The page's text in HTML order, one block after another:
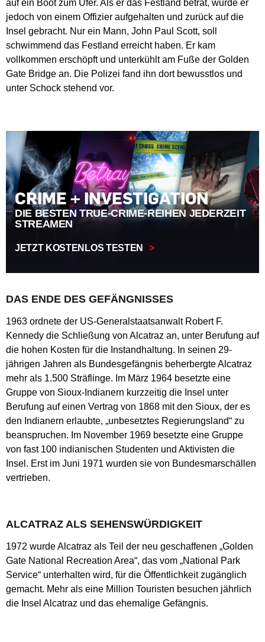
auf ein Boot zum Ufer. Als er das Festland betrat, wurde er
jedoch von einem Offizier aufgehalten und zurück auf die
Insel gebracht. Nur ein Mann, John Paul Scott, soll
schwimmend das Festland erreicht haben. Er kam
vollkommen erschöpft und unterkühlt am Fuße der Golden
Gate Bridge an. Die Polizei fand ihn dort bewusstlos und
unter Schock stehend vor.
CRIME + INVESTIGATION
DIE BESTEN TRUE-CRIME-REIHEN JEDERZEIT
STREAMEN
JETZT KOSTENLOS TESTEN
DAS ENDE DES GEFÄNGNISSES
1963 ordnete der US-Generalstaatsanwalt Robert F.
Kennedy die Schließung von Alcatraz an, unter Berufung auf
die hohen Kosten für die Instandhaltung. In seinen 29-
jährigen Jahren als Bundesgefängnis beherbergte Alcatraz
mehr als 1.500 Sträflinge. Im März 1964 besetzte eine
Gruppe von Sioux-Indianern kurzzeitig die Insel unter
Berufung auf einen Vertrag von 1868 mit den Sioux, der es
den Indianern erlaubte, „unbesetztes Regierungsland“ zu
beanspruchen. Im November 1969 besetzte eine Gruppe
von fast 100 indianischen Studenten und Aktivisten die
Insel. Erst im Juni 1971 wurden sie von Bundesmarschällen
vertrieben.
ALCATRAZ ALS SEHENSWÜRDIGKEIT
1972 wurde Alcatraz als Teil der neu geschaffenen „Golden
Gate National Recreation Area“, das vom „National Park
Service“ unterhalten wird, für die Öffentlichkeit zugänglich
gemacht. Mehr als eine Million Touristen besuchen jährlich
die Insel Alcatraz und das ehemalige Gefängnis.